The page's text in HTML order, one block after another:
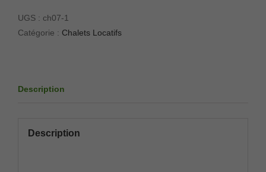
UGS : ch07-1
Catégorie : Chalets Locatifs
Description
Description